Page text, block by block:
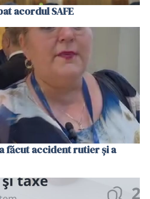
acordul SAFE
făcut accident rutier și a